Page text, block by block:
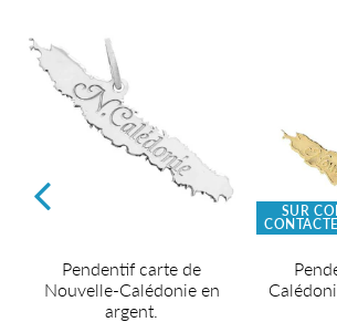
Pendentif carte de
Nouvelle-Calédonie en
argent.
SUR